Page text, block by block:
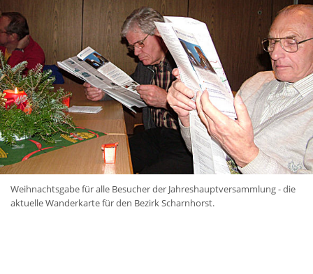
Weihnachtsgabe für alle Besucher der Jahreshauptversammlung - die
aktuelle Wanderkarte für den Bezirk Scharnhorst.